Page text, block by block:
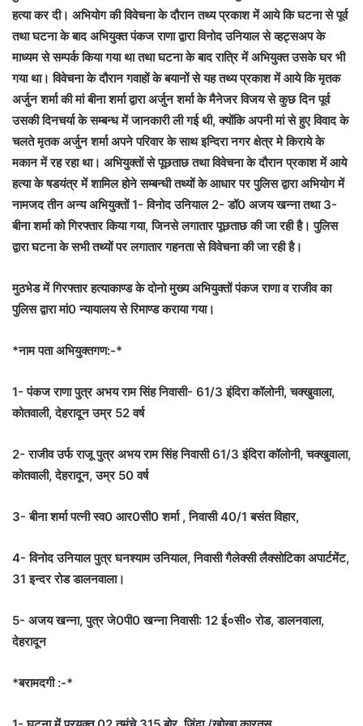
हत्या कर दी। अभियोग की विवेचना के दौरान तथ्य प्रकाश में आये कि घटना से पूर्व
तथा घटना के बाद अभियुक्त पंकज राणा द्वारा विनोद उनियाल से व्हट्सअप के
माध्यम से सम्पर्क किया गया था तथा घटना के बाद रात्रि में अभियुक्त उसके घर भी
गया था। विवेचना के दौरान गवाहों के बयानों से यह तथ्य प्रकाश में आये कि मृतक
अर्जुन शर्मा की मां बीना शर्मा द्वारा अर्जुन शर्मा के मैनेजर विजय से कुछ दिन पूर्व
उसकी दिनचर्या के सम्बन्ध में जानकारी ली गई थी, क्योंकि अपनी मां से हुए विवाद के
चलते मृतक अर्जुन शर्मा अपने परिवार के साथ इन्दिरा नगर क्षेत्र मे किराये के
मकान में रह रहा था। अभियुक्तों से पूछताछ तथा विवेचना के दौरान प्रकाश में आये
हत्या के षडयंत्र में शामिल होने सम्बन्धी तथ्यों के आधार पर पुलिस द्वारा अभियोग में
नामजद तीन अन्य अभियुक्तों 1- विनोद उनियाल 2- डॉ0 अजय खन्ना तथा 3-
बीना शर्मा को गिरफ्तार किया गया, जिनसे लगातार पूछताछ की जा रही है। पुलिस
द्वारा घटना के सभी तथ्यों पर लगातार गहनता से विवेचना की जा रही है।
मुठभेड में गिरफ्तार हत्याकाण्ड के दोनो मुख्य अभियुक्तों पंकज राणा व राजीव का
पुलिस द्वारा मां0 न्यायालय से रिमाण्ड कराया गया।
*नाम पता अभियुक्तगण:-*
1- पंकज राणा पुत्र अभय राम सिंह निवासी- 61/3 इंदिरा कॉलोनी, चक्खुवाला,
कोतवाली, देहरादून उम्र 52 वर्ष
2- राजीव उर्फ राजू पुत्र अभय राम सिंह निवासी 61/3 इंदिरा कॉलोनी, चक्खुवाला,
कोतवाली, देहरादून, उम्र 50 वर्ष
3- बीना शर्मा पत्नी स्व0 आर0सी0 शर्मा , निवासी 40/1 बसंत विहार,
4- विनोद उनियाल पुत्र घनश्याम उनियाल, निवासी गैलेक्सी लैक्सोटिका अपार्टमेंट,
31 इन्दर रोड डालनवाला।
5- अजय खन्ना, पुत्र जे0पी0 खन्ना निवासी: 12 ई०सी० रोड, डालनवाला,
देहरादून
*बरामदगी :-*